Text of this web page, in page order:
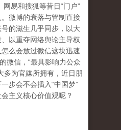
易和搜狐等昔日“门户”
微博的衰落与管制直接
的滋生几乎同步，以大
以重夺网络舆论主导权
么会放过微信这块迅速
微信，“最具影响力公众
多为官媒所拥有，近日朋
步会不会插入“中国梦”
主义核心价值观呢？